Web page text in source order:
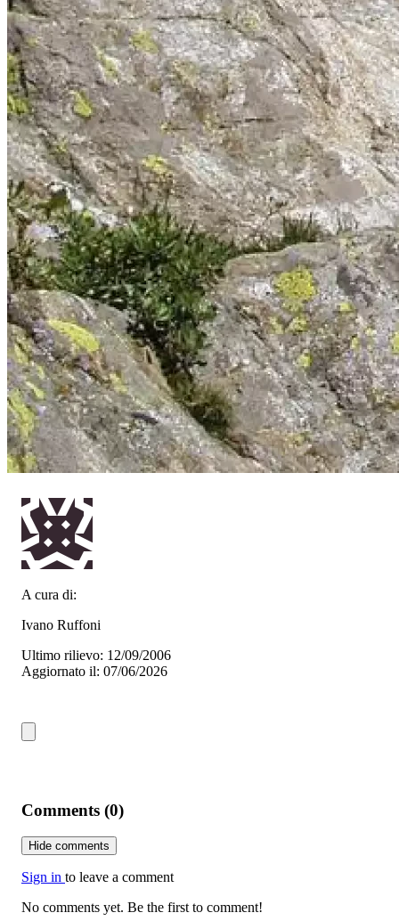
A cura di:
Ivano Ruffoni
Ultimo rilievo: 12/09/2006
Aggiornato il: 07/06/2026
Comments (0)
Hide comments
Sign in to leave a comment
No comments yet. Be the first to comment!